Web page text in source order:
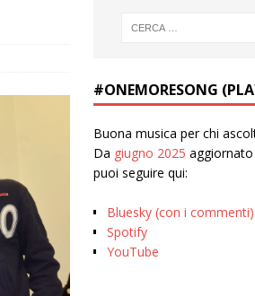
#ONEMORESONG
Buona musica per chi
Da giugno 2025
puoi seguire qui:
Bluesky (con i commenti)
Spotify
YouTube